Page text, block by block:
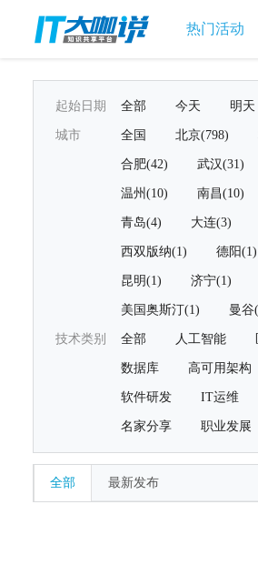
热门活动
起始日期 全部 今天 明天
城市 全国 北京(798)
合肥(42) 武汉(31)
温州(10) 南昌(10)
青岛(4) 大连(3)
西双版纳(1) 德阳(1)
昆明(1) 济宁(1)
美国奥斯汀(1) 曼谷
技术类别 全部 人工智能
数据库 高可用架构
软件研发 IT运维
名家分享 职业发展
全部 最新发布